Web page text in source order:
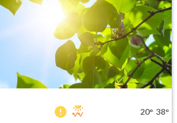
20° 38°